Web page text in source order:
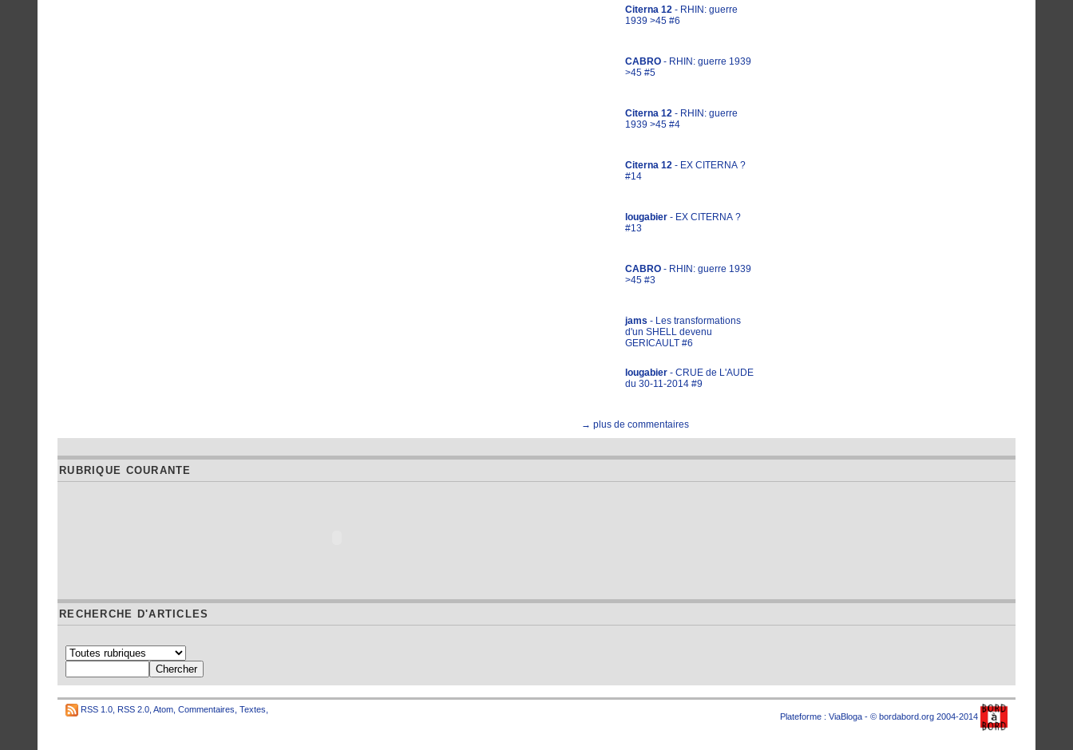
Citerna 12 - RHIN: guerre
1939 >45 #6
CABRO - RHIN: guerre 1939
>45 #5
Citerna 12 - RHIN: guerre
1939 >45 #4
Citerna 12 - EX CITERNA ?
#14
lougabier - EX CITERNA ?
#13
CABRO - RHIN: guerre 1939
>45 #3
jams - Les transformations
d'un SHELL devenu
GERICAULT #6
lougabier - CRUE de L'AUDE
du 30-11-2014 #9
→ plus de commentaires
RUBRIQUE COURANTE
RECHERCHE D'ARTICLES
RSS 1.0 RSS 2.0 Atom Commentaires Textes
Plateforme : ViaBloga - © bordabord.org 2004-2014